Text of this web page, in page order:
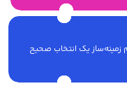
زمینه‌ساز یک انتخاب صحیح